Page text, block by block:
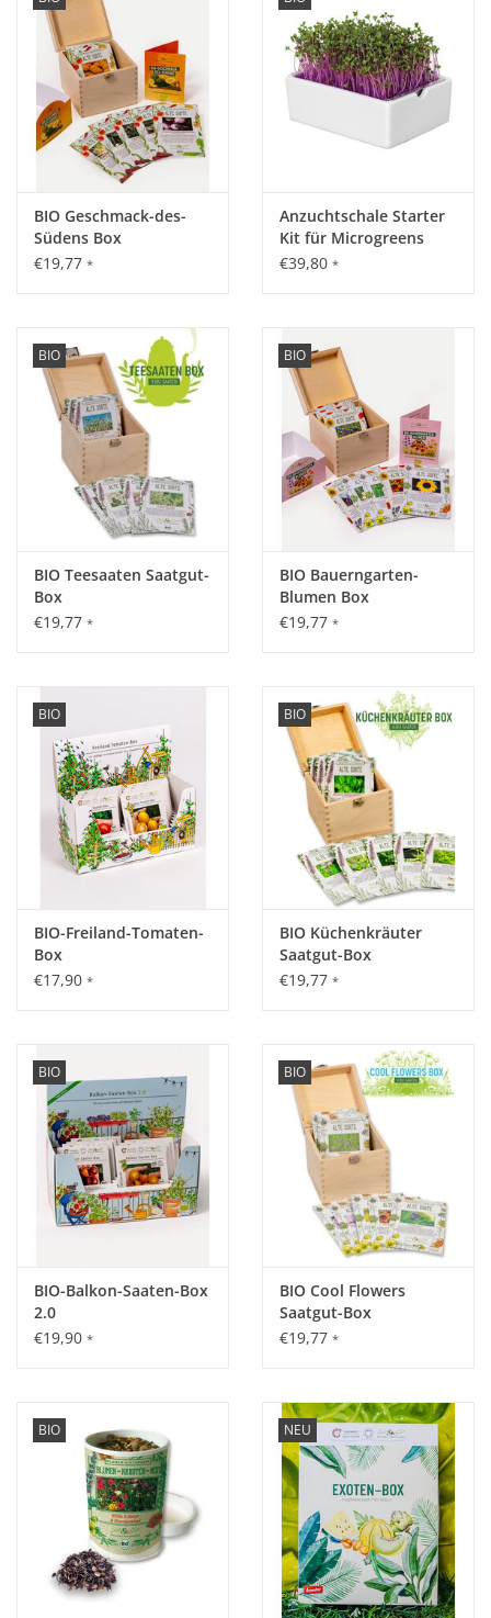
BIO Geschmack-des-
Südens Box
€19,77 *
Anzuchtschale Starter
Kit für Microgreens
€39,80 *
BIO
BIO Teesaaten Saatgut-
Box
€19,77 *
BIO
BIO Bauerngarten-
Blumen Box
€19,77 *
BIO
BIO-Freiland-Tomaten-
Box
€17,90 *
BIO
BIO Küchenkräuter
Saatgut-Box
€19,77 *
BIO
BIO-Balkon-Saaten-Box
2.0
€19,90 *
BIO
BIO Cool Flowers
Saatgut-Box
€19,77 *
BIO NEU